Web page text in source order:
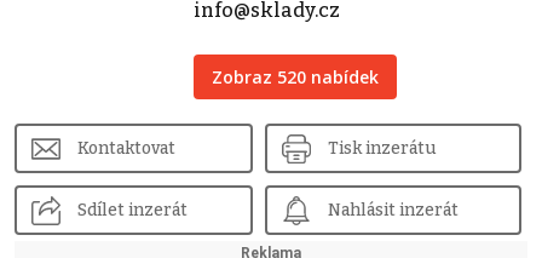
info@sklady.cz
Zobraz 520 nabídek
Kontaktovat Tisk inzerátu
Sdílet inzerát Nahlásit inzerát